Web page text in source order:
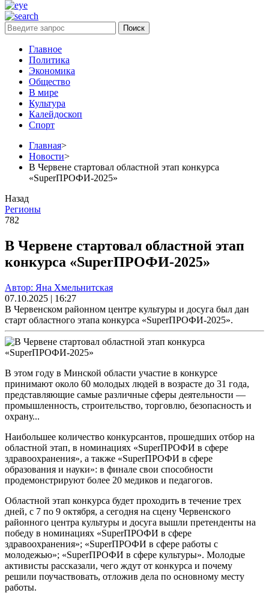
Главное
Политика
Экономика
Общество
В мире
Культура
Калейдоскоп
Спорт
Главная>
Новости>
В Червене стартовал областной этап конкурса
«SuperПРОФИ-2025»
Назад
Регионы
782
В Червене стартовал областной этап
конкурса «SuperПРОФИ-2025»
Автор: Яна Хмельнитская
07.10.2025 | 16:27
В Червенском районном центре культуры и досуга был дан
старт областного этапа конкурса «SuperПРОФИ-2025».
В этом году в Минской области участие в конкурсе
принимают около 60 молодых людей в возрасте до 31 года,
представляющие самые различные сферы деятельности —
промышленность, строительство, торговлю, безопасность и
охрану...
Наибольшее количество конкурсантов, прошедших отбор на
областной этап, в номинациях «SuperПРОФИ в сфере
здравоохранения», а также «SuperПРОФИ в сфере
образования и науки»: в финале свои способности
продемонстрируют более 20 медиков и педагогов.
Областной этап конкурса будет проходить в течение трех
дней, с 7 по 9 октября, а сегодня на сцену Червенского
районного центра культуры и досуга вышли претенденты на
победу в номинациях «SuperПРОФИ в сфере
здравоохранения»; «SuperПРОФИ в сфере работы с
молодежью»; «SuperПРОФИ в сфере культуры». Молодые
активисты рассказали, чего ждут от конкурса и почему
решили поучаствовать, отложив дела по основному месту
работы.